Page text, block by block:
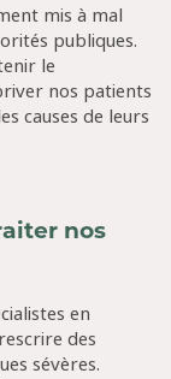
mis à mal
publiques.
le
nos patients
causes de leurs
nos
en
des
sévères.